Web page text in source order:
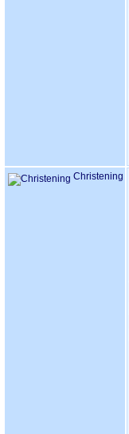
Christening